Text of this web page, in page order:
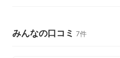
みんなの口コミ 7件